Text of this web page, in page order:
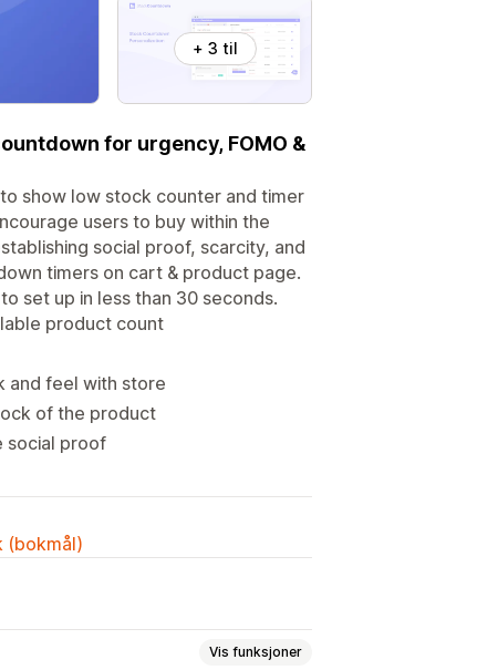
+ 3 til
for urgency, FOMO &
show low stock counter and timer
users to buy within the
social proof, scarcity, and
timers on cart & product page.
set up in less than 30 seconds.
product count
and feel with store
of the product
social proof
(bokmål)
Vis funksjoner